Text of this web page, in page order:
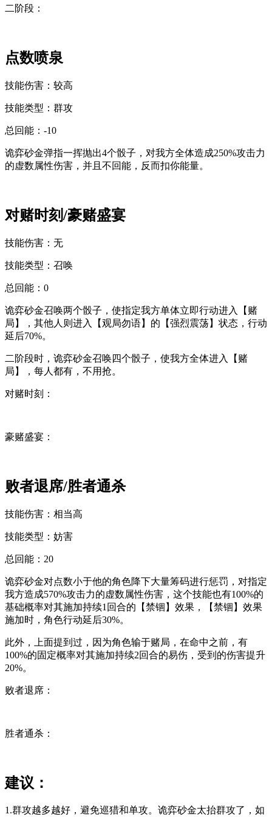
二阶段：
点数喷泉
技能伤害： 较高
技能类型： 群攻
总回能： -10
诡弈砂金弹指一挥抛出4个骰子，对我方全体造成250%攻击力
的虚数属性伤害 ，并且不回能，反而扣你能量。
对赌时刻/豪赌盛宴
技能伤害： 无
技能类型： 召唤
总回能： 0
诡弈砂金召唤两个骰子，使指定我方单体立即行动进入【赌
局】，其他人则进入【观局勿语】的【强烈震荡】状态， 行动
延后70%。
二阶段时，诡弈砂金召唤四个骰子，使我方全体进入【赌
局】，每人都有，不用抢。
对赌时刻：
豪赌盛宴：
败者退席/胜者通杀
技能伤害： 相当高
技能类型： 妨害
总回能： 20
诡弈砂金对点数小于他的角色降下大量筹码进行惩罚，对指定
我方造成570%攻击力的虚数属性伤害 ，这个技能也有100%的
基础概率对其施加持续1回合的【禁锢】效果，【禁锢】效果
施加时， 角色行动延后30%。
此外，上面提到过，因为角色输于赌局，在命中之前，有
100%的固定概率对其施加持续2回合的易伤 ， 受到的伤害提升
20%。
败者退席：
胜者通杀：
建议：
1.群攻越多越好，避免巡猎和单攻。 诡弈砂金太抬群攻了， 如